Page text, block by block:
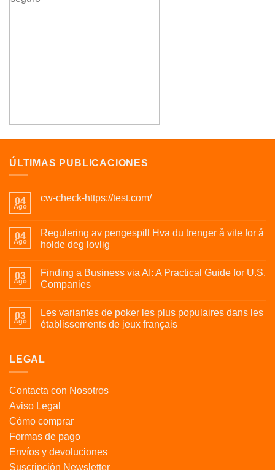
ÚLTIMAS PUBLICACIONES
04
Ago
cw-check-https://test.com/
04
Ago
Regulering av pengespill Hva du trenger å vite for å
holde deg lovlig
03
Ago
Finding a Business via AI: A Practical Guide for U.S.
Companies
03
Ago
Les variantes de poker les plus populaires dans les
établissements de jeux français
LEGAL
Contacta con Nosotros
Aviso Legal
Cómo comprar
Formas de pago
Envíos y devoluciones
Suscripción Newsletter